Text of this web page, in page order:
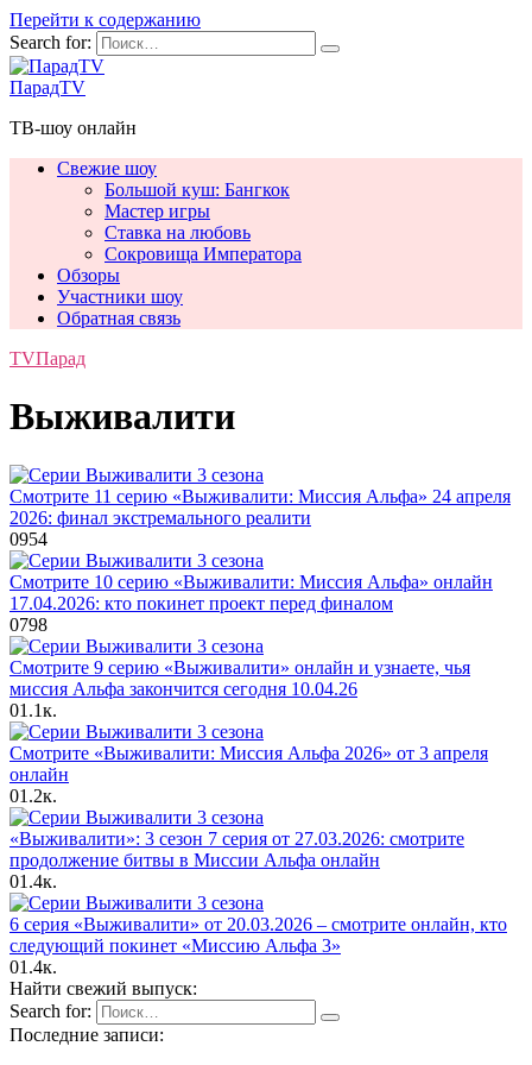
Перейти к содержанию
Search for:
ПарадTV
ТВ-шоу онлайн
Свежие шоу
Большой куш: Бангкок
Мастер игры
Ставка на любовь
Сокровища Императора
Обзоры
Участники шоу
Обратная связь
TVПарад
Выживалити
Смотрите 11 серию «Выживалити: Миссия Альфа» 24 апреля
2026: финал экстремального реалити
0954
Смотрите 10 серию «Выживалити: Миссия Альфа» онлайн
17.04.2026: кто покинет проект перед финалом
0798
Смотрите 9 серию «Выживалити» онлайн и узнаете, чья
миссия Альфа закончится сегодня 10.04.26
01.1к.
Смотрите «Выживалити: Миссия Альфа 2026» от 3 апреля
онлайн
01.2к.
«Выживалити»: 3 сезон 7 серия от 27.03.2026: смотрите
продолжение битвы в Миссии Альфа онлайн
01.4к.
6 серия «Выживалити» от 20.03.2026 – смотрите онлайн, кто
следующий покинет «Миссию Альфа 3»
01.4к.
Найти свежий выпуск:
Search for:
Последние записи: